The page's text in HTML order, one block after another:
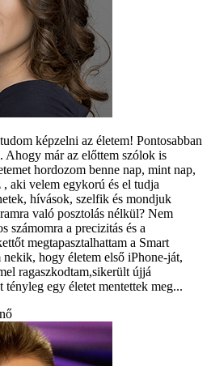
képzelni az életem! Pontosabban
Ahogy már az előttem szólok is
hordozom benne nap, mint nap,
aki velem egykorú és el tudja
hívások, szelfik és mondjuk
való posztolás nélkül? Nem
számomra a precizitás és a
megtapasztalhattam a Smart
hogy életem első iPhone-ját,
ragaszkodtam,sikerült újjá
egy életet mentettek meg...